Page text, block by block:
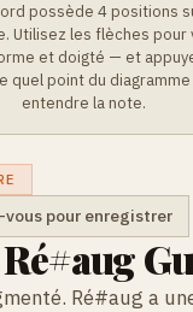
possède 4 positions
Utilisez les flèches pour
et doigté — et
quel point du
entendre la note.
vous pour enregistrer
Ré#aug a